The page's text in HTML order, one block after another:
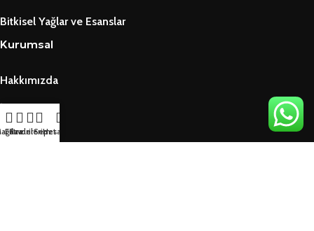
Bitkisel Yağlar ve Esanslar
Kurumsal
Hakkımızda
İletişim
Blog
Filtreler
Favorilerim
Sepet
Hesabım